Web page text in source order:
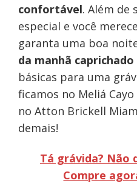
confortável. Além de
especial e você
garanta uma boa
da manhã caprichado
básicas para uma
ficamos no Meliá
no Atton Brickell
demais!
Tá grávida? Não
Compre